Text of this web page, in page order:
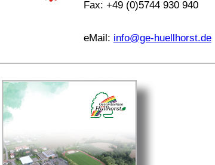
Fax: +49 (0)5744 930 940
eMail: info@ge-huellhorst.de